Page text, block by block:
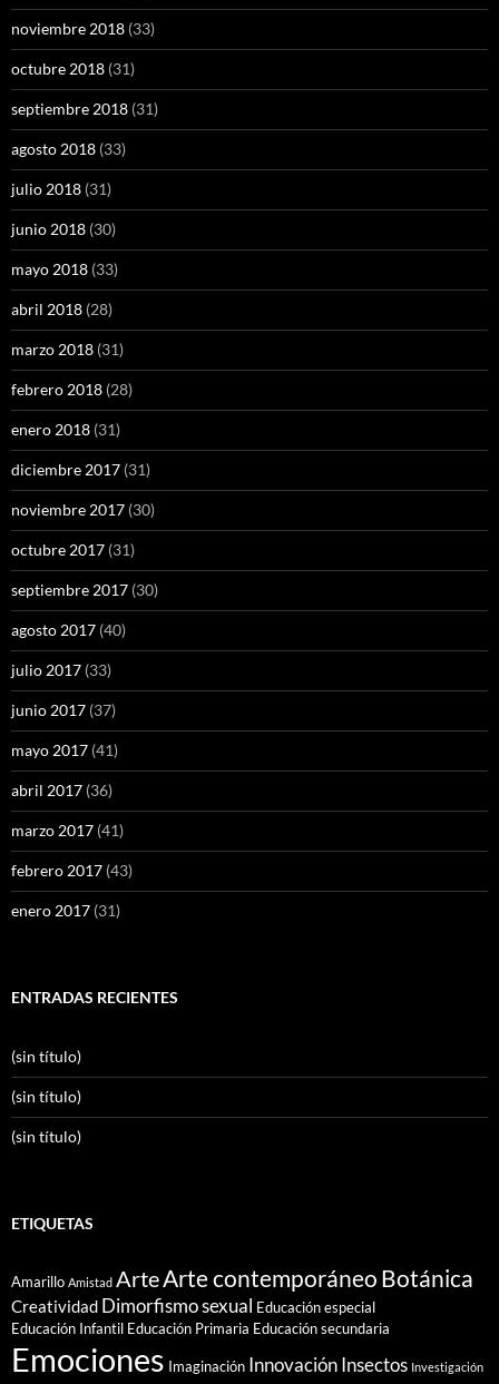
noviembre 2018 (33)
octubre 2018 (31)
septiembre 2018 (31)
agosto 2018 (33)
julio 2018 (31)
junio 2018 (30)
mayo 2018 (33)
abril 2018 (28)
marzo 2018 (31)
febrero 2018 (28)
enero 2018 (31)
diciembre 2017 (31)
noviembre 2017 (30)
octubre 2017 (31)
septiembre 2017 (30)
agosto 2017 (40)
julio 2017 (33)
junio 2017 (37)
mayo 2017 (41)
abril 2017 (36)
marzo 2017 (41)
febrero 2017 (43)
enero 2017 (31)
ENTRADAS RECIENTES
(sin título)
(sin título)
(sin título)
ETIQUETAS
Amarillo Amistad ArteArte contemporáneo Botánica
Creatividad Dimorfismo sexual Educación especial
Educación Infantil Educación Primaria Educación secundaria
Emociones Imaginación InnovaciónInsectos Investigación